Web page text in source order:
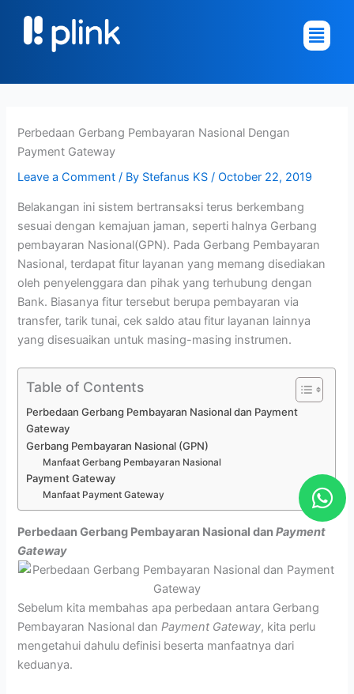
content
Main
Menu
Perbedaan Gerbang Pembayaran Nasional Dengan
Payment Gateway
Leave a Comment / By Stefanus KS/October 22, 2019
Belakangan ini sistem bertransaksi terus berkembang
sesuai dengan kemajuan jaman, seperti halnya Gerbang
pembayaran Nasional(GPN). Pada Gerbang Pembayaran
Nasional, terdapat fitur layanan yang memang disediakan
oleh penyelenggara dan pihak yang terhubung dengan
Bank. Biasanya fitur tersebut berupa pembayaran via
transfer, tarik tunai, cek saldo atau fitur layanan lainnya
yang disesuaikan untuk masing-masing instrumen.
Table of Contents
Perbedaan Gerbang Pembayaran Nasional dan Payment
Gateway
Gerbang Pembayaran Nasional (GPN)
Manfaat Gerbang Pembayaran Nasional
Payment Gateway
Manfaat Payment Gateway
Perbedaan Gerbang Pembayaran Nasional danPayment
Gateway
Sebelum kita membahas apa perbedaan antara Gerbang
Pembayaran Nasional danPayment Gateway, kita perlu
mengetahui dahulu definisi beserta manfaatnya dari
keduanya.
W
h
a
s